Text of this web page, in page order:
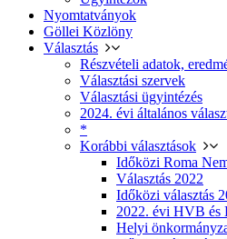
Nyomtatványok
Göllei Közlöny
Választás
Részvételi adatok,
Választási szervek
Választási ügyintézés
2024. évi általános
*
Korábbi választások
Időközi Roma
Választás 2022
Időközi választás
2022. évi HVB és
Helyi